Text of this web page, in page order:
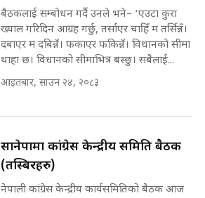
कहिले बन्ला चक्रपथ ? विस्तार कार्यमा
किन भइरहेछ ढिलाइ ?The Ring Road
Expansion Dilemma |
SIDHAKURA |
मन्त्री राजकुमारलाई घुस दिने विचौलीया
पूर्व मन्त्री रञ्जिता || SIDHAKURA
मन्त्रीले घुस डिल गरेको अडियो ! दुई झोला
नोट मन्त्रीलाई घुस | SIDHAKURA |
SIDHAKURA INVESTIGATION |
बैठकलाई सम्बोधन गर्दै उनले भने– ‘एउटा कुरा
ख्याल गरिदिन आग्रह गर्छु, तर्साएर चाहिँ म तर्सिन्नँ।
दबाएर म दबिन्नँ। फकाएर फकिन्नँ। विधानको सीमा
थाहा छ। विधानको सीमाभित्र बस्छु। सबैलाई...
आइतबार, साउन २४, २०८३
सानेपामा कांग्रेस केन्द्रीय समिति बैठक
(तस्बिरहरु)
नेपाली कांग्रेस केन्द्रीय कार्यसमितिको बैठक आज